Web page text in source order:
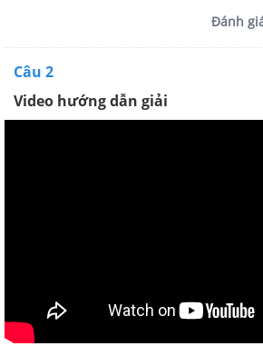
Đánh
Câu 2
Video hướng dẫn giải